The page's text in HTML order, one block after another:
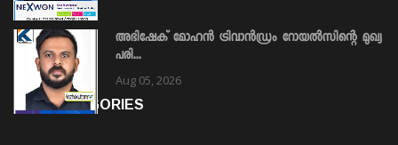
അഭിഷേക് മോഹൻ ട്രിവാൻഡ്രം റോയൽസിന്റെ മുഖ്യ
പരി...
Aug 05, 2026
HOT CATEGORIES